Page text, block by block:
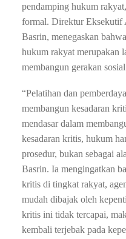
pendamping hukum
formal. Direktur
Basrin, menegaskan
hukum rakyat merupakan
membangun gerakan
“Pelatihan dan
membangun kesadaran
mendasar dalam
kesadaran kritis, hukum
prosedur, bukan sebagai
Basrin. Ia mengingatkan
kritis di tingkat rakyat,
mudah dibajak oleh
kritis ini tidak tercapai,
kembali terjebak pada